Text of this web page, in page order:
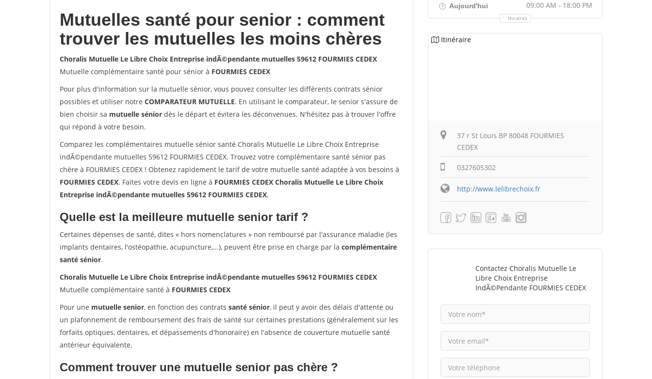
Mutuelles santé pour senior : comment
trouver les mutuelles les moins chères
Choralis Mutuelle Le Libre Choix Entreprise indÃ©pendante mutuelles 59612 FOURMIES CEDEX
Mutuelle complémentaire santé pour sénior à FOURMIES CEDEX
Pour plus d'information sur la mutuelle sénior, vous pouvez consulter les différents contrats sénior
possibles et utiliser notre COMPARATEUR MUTUELLE. En utilisant le comparateur, le senior s'assure de
bien choisir sa mutuelle sénior dès le départ et évitera les déconvenues. N'hésitez pas à trouver l'offre
qui répond à votre besoin.
Comparez les complémentaires mutuelle sénior santé Choralis Mutuelle Le Libre Choix Entreprise
indÃ©pendante mutuelles 59612 FOURMIES CEDEX. Trouvez votre complémentaire santé sénior pas
chère à FOURMIES CEDEX ! Obtenez rapidement le tarif de votre mutuelle santé adaptée à vos besoins à
FOURMIES CEDEX. Faites votre devis en ligne à FOURMIES CEDEX Choralis Mutuelle Le Libre Choix
Entreprise indÃ©pendante mutuelles 59612 FOURMIES CEDEX.
Quelle est la meilleure mutuelle senior tarif ?
Certaines dépenses de santé, dites « hors nomenclatures » non remboursé par l'assurance maladie (les
implants dentaires, l'ostéopathie, acupuncture,...), peuvent être prise en charge par la complémentaire
santé sénior.
Choralis Mutuelle Le Libre Choix Entreprise indÃ©pendante mutuelles 59612 FOURMIES CEDEX
Mutuelle complémentaire santé à FOURMIES CEDEX
Pour une mutuelle senior, en fonction des contrats santé sénior, il peut y avoir des délais d'attente ou
un plafonnement de remboursement des frais de santé sur certaines prestations (généralement sur les
forfaits optiques, dentaires, et dépassements d'honoraire) en l'absence de couverture mutuelle santé
antérieur équivalente.
Comment trouver une mutuelle senior pas chère ?
Aujourd'hui 09:00 AM - 18:00 PM
Horaires
Itinéraire
37 r St Louis BP 80048 FOURMIES
CEDEX
0327605302
http://www.lelibrechoix.fr
Contactez Choralis Mutuelle Le
Libre Choix Entreprise
IndÃ©pendante FOURMIES CEDEX